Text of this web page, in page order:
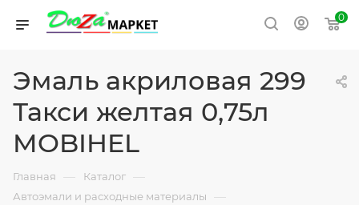
0
Эмаль акриловая 299
Такси желтая 0,75л
MOBIHEL
Главная — Каталог —
Автоэмали и расходные материалы —